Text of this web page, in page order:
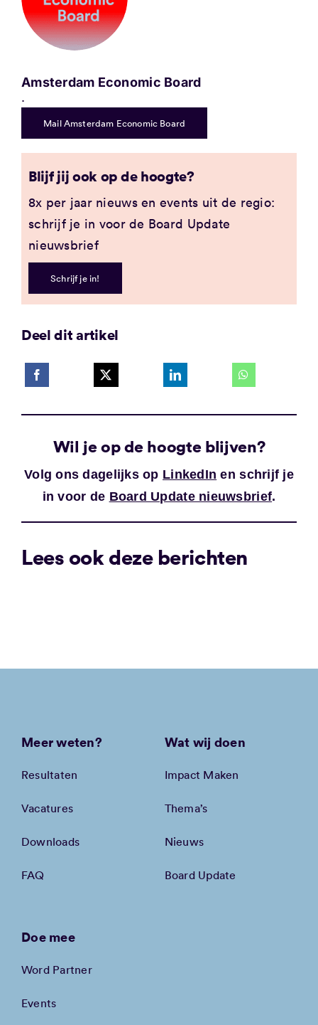
Amsterdam Economic Board
.
Mail Amsterdam Economic Board
Blijf jij ook op de hoogte?
8x per jaar nieuws en events uit de regio:
schrijf je in voor de Board Update
nieuwsbrief
Schrijf je in!
Deel dit artikel
Wil je op de hoogte blijven?
Volg ons dagelijks op LinkedIn en schrijf je
in voor de Board Update nieuwsbrief.
Lees ook deze berichten
Meer weten?
Resultaten
Vacatures
Downloads
FAQ
Wat wij doen
Impact Maken
Thema’s
Nieuws
Board Update
Doe mee
Word Partner
Events